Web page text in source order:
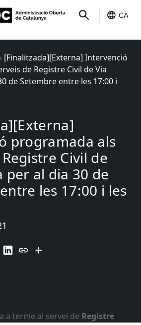
CA
› [Finalitzada][Externa] Intervenció
de Registre Civil de Via
de Setembre entre les 17:00 i
programada als
Civil de
per al dia 30 de
les 17:00 i les
a terme al servei de Registre